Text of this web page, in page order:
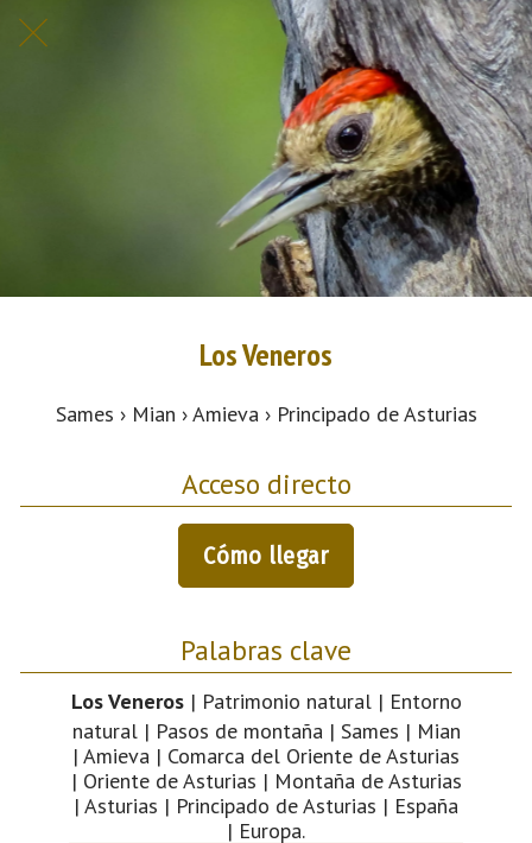
Los Veneros
Sames › Mian › Amieva › Principado de Asturias
Acceso directo
Cómo llegar
Palabras clave
Los Veneros| Patrimonio natural | Entorno
natural | Pasos de montaña | Sames | Mian
| Amieva | Comarca del Oriente de Asturias
| Oriente de Asturias | Montaña de Asturias
| Asturias | Principado de Asturias | España
| Europa.